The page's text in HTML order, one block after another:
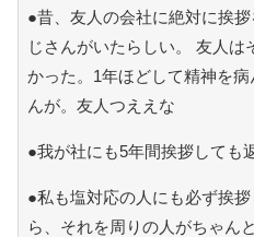
●昔、友人の会社に絶対に挨
じさんがいたらしい。 友人
かった。1年ほどして精神を
んが。友人つええな
●我が社にも5年間挨拶しても
●私も塩対応の人にも必ず挨
ら、それを周りの人がちゃん